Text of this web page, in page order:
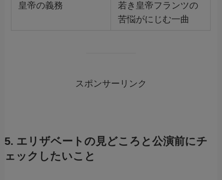
皇帝の義務
若き皇帝フランツの
苦悩がにじむ一曲
スポンサーリンク
5. エリザベートの見どころと公演前にチ
ェックしたいこと